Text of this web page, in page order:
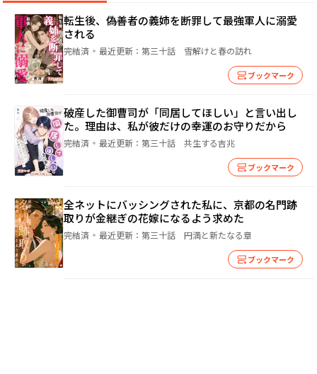
転生後、偽善者の義姉を断罪して最強軍人に溺愛
される
完結済 最近更新： 第三十話 雪解けと春の訪れ
ブックマーク
破産した御曹司が「同居してほしい」と言い出し
た。理由は、私が彼だけの幸運のお守りだから
完結済 最近更新： 第三十話 共生する吉兆
ブックマーク
全ネットにバッシングされた私に、京都の名門跡
取りが金継ぎの花嫁になるよう求めた
完結済 最近更新： 第三十話 円満と新たなる章
ブックマーク